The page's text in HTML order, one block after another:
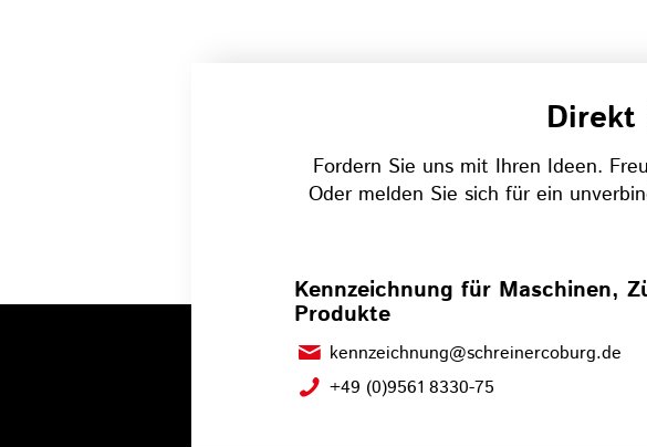
Direkt
Fordern Sie uns mit Ihren Ideen.
Oder melden Sie sich für ein
Kennzeichnung für Maschinen,
Produkte
kennzeichnung@schreinercoburg.de
+49 (0)9561 8330-75